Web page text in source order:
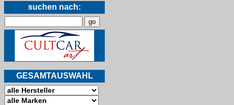
suchen nach:
GESAMTAUSWAHL